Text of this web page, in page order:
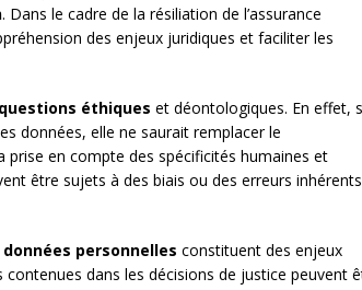
. Dans le cadre de la résiliation de l’assurance
des enjeux juridiques et faciliter les
questions éthiques et déontologiques. En effet,
données, elle ne saurait remplacer le
en compte des spécificités humaines et
être sujets à des biais ou des erreurs
personnelles constituent des enjeux
dans les décisions de justice peuvent